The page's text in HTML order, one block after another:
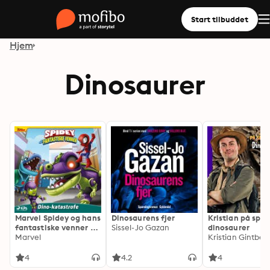
Start tilbuddet
Hjem
Dinosaurer
Marvel Spidey og hans
fantastiske venner -
Dino-katastrofen
Marvel
4
Dinosaurens fjer
Sissel-Jo Gazan
4.2
Kristian på
dinosaurer
Kristian
4